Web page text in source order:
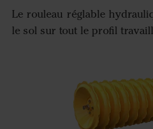
Le rouleau réglable
le sol sur tout le profil